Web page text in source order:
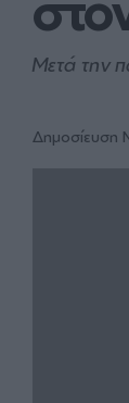
Μετά την
Δημοσίευση